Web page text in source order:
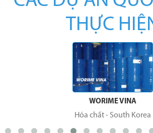
THỰC
WORIME VINA
Hóa chất- South Korea